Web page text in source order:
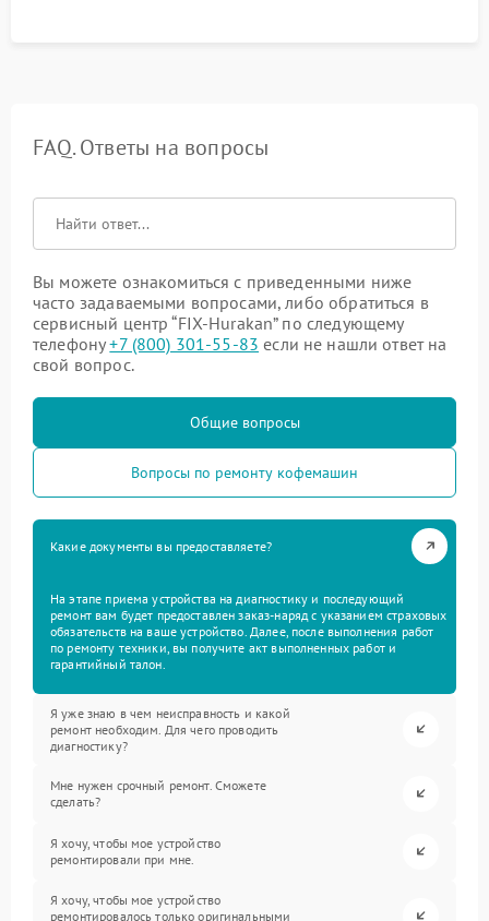
FAQ. Ответы на вопросы
Вы можете ознакомиться с приведенными ниже
часто задаваемыми вопросами, либо обратиться в
сервисный центр “FIX-Hurakan” по следующему
телефону+7 (800) 301-55-83 если не нашли ответ на
свой вопрос.
Общие вопросы
Вопросы по ремонту кофемашин
Какие документы вы предоставляете?
На этапе приема устройства на диагностику и последующий
ремонт вам будет предоставлен заказ-наряд с указанием страховых
обязательств на ваше устройство. Далее, после выполнения работ
по ремонту техники, вы получите акт выполненных работ и
гарантийный талон.
Я уже знаю в чем неисправность и какой
ремонт необходим. Для чего проводить
диагностику?
Мне нужен срочный ремонт. Сможете
сделать?
Я хочу, чтобы мое устройство
ремонтировали при мне.
Я хочу, чтобы мое устройство
ремонтировалось только оригинальными